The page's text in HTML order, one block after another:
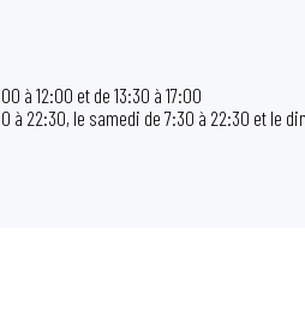
à 12:00 et de 13:30 à 17:00
22:30, le samedi de 7:30 à 22:30 et le